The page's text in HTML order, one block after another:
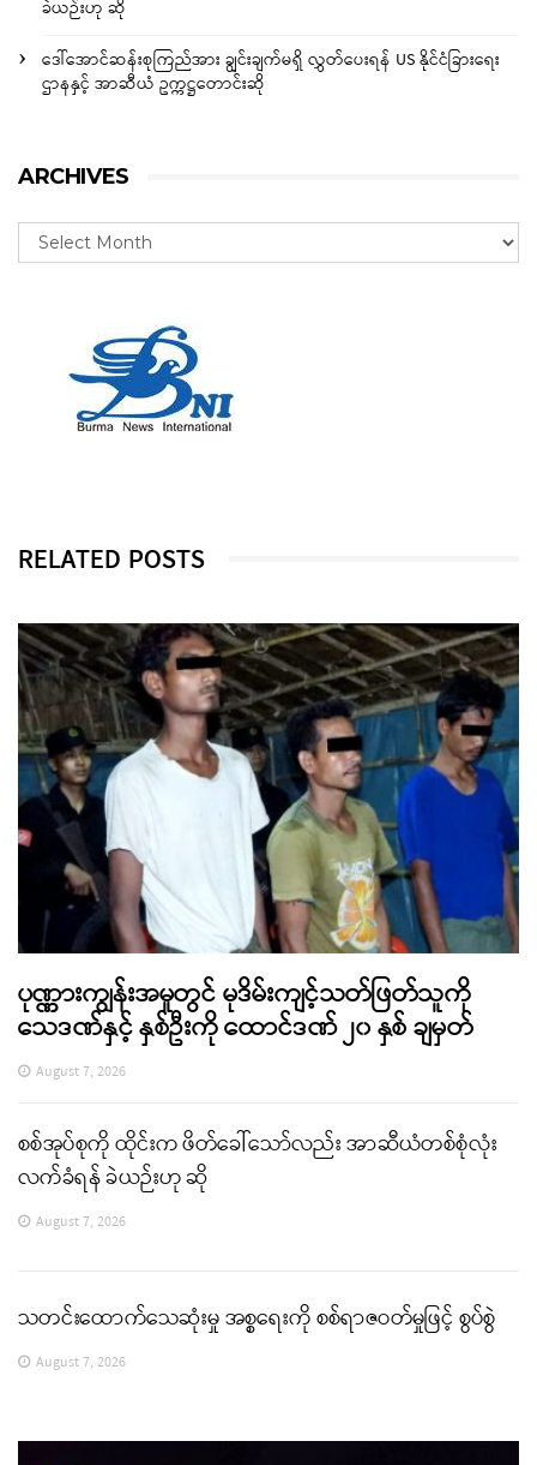
ခဲယဉ်းဟု ဆို
ဒေါ်အောင်ဆန်းစုကြည်အား ချွင်းချက်မရှိ လွှတ်ပေးရန် US နိုင်ငံခြားရေး
ဌာနနှင့် အာဆီယံ ဥက္ကဋ္ဌတောင်းဆို
ARCHIVES
RELATED POSTS
ပုဏ္ဏားကျွန်းအမှုတွင် မုဒိမ်းကျင့်သတ်ဖြတ်သူကို
သေဒဏ်နှင့် နှစ်ဦးကို ထောင်ဒဏ် ၂၀ နှစ် ချမှတ်
August 7, 2026
စစ်အုပ်စုကို ထိုင်းက ဖိတ်ခေါ်သော်လည်း အာဆီယံတစ်စုံလုံး
လက်ခံရန် ခဲယဉ်းဟု ဆို
August 7, 2026
သတင်းထောက်သေဆုံးမှု အစ္စရေးကို စစ်ရာဇဝတ်မှုဖြင့် စွပ်စွဲ
August 7, 2026